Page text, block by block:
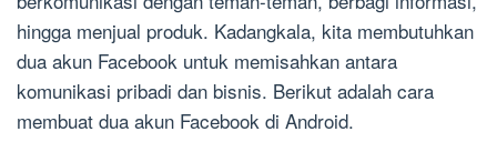
hingga menjual produk. Kadangkala, kita membutuhkan
dua akun Facebook untuk memisahkan antara
komunikasi pribadi dan bisnis. Berikut adalah cara
membuat dua akun Facebook di Android.